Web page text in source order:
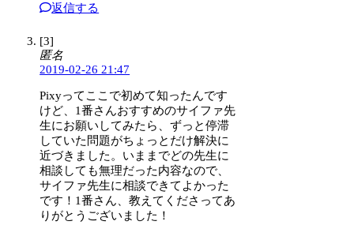
返信する
[3]
匿名
2019-02-26 21:47
Pixyってここで初めて知ったんです
けど、1番さんおすすめのサイファ先
生にお願いしてみたら、ずっと停滞
していた問題がちょっとだけ解決に
近づきました。いままでどの先生に
相談しても無理だった内容なので、
サイファ先生に相談できてよかった
です！1番さん、教えてくださってあ
りがとうございました！